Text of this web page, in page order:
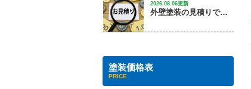
2026.08.06更新
外壁塗装の見積りで確認するポイントは？
塗装価格表
PRICE